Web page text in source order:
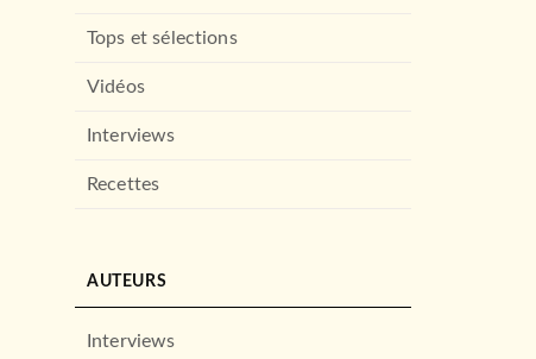
Tops et sélections
Vidéos
Interviews
Recettes
AUTEURS
Interviews